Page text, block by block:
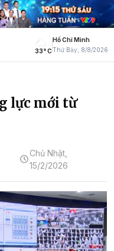
33° C
Hồ Chí Minh
Thứ Bảy, 8/8/2026
lực mới từ
Chủ Nhật,
15/2/2026